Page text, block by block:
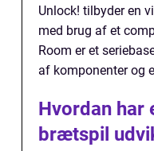
Unlock! tilbyder en
med brug af et
Room er et
af komponenter og
Hvordan har
brætspil